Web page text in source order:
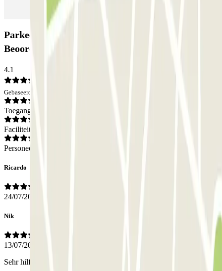
Parkeergarage Parque do Carregal:
Beoordelingen
4.1
Gebaseerd op 116 meningen
Toegang
Faciliteiten
Personeel
Ricardo
24/07/2026
Nik
13/07/2026
Sehr hilfsbereite Mitarbeiter!